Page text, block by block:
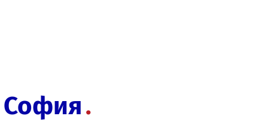
София